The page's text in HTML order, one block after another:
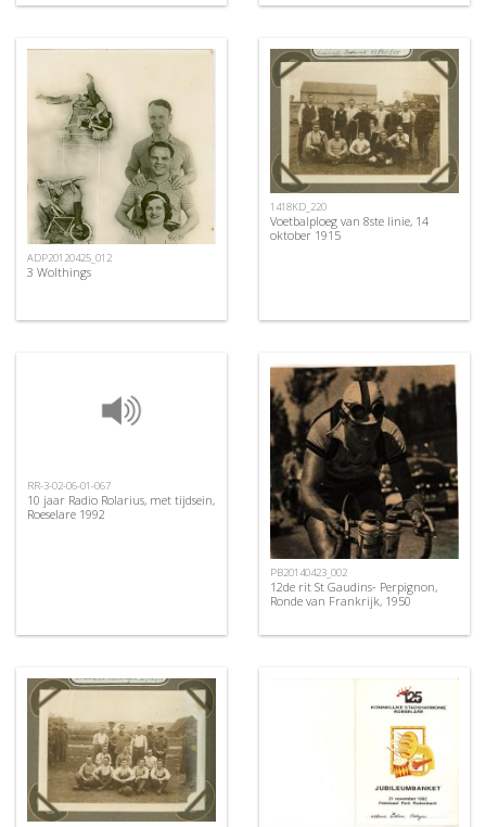
ADP20120425_012
3 Wolthings
1418KD_220
Voetbalploeg van 8ste linie, 14
oktober 1915
RR-3-02-06-01-067
10 jaar Radio Rolarius, met tijdsein,
Roeselare 1992
PB20140423_002
12de rit St Gaudins- Perpignon,
Ronde van Frankrijk, 1950